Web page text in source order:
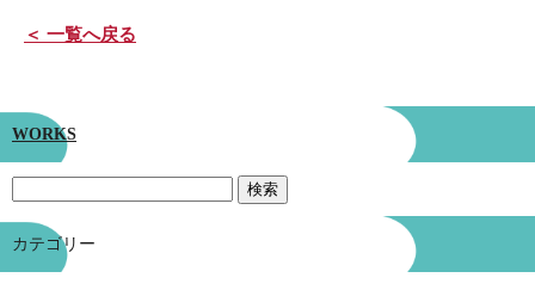
＜ 一覧へ戻る
WORKS
カテゴリー